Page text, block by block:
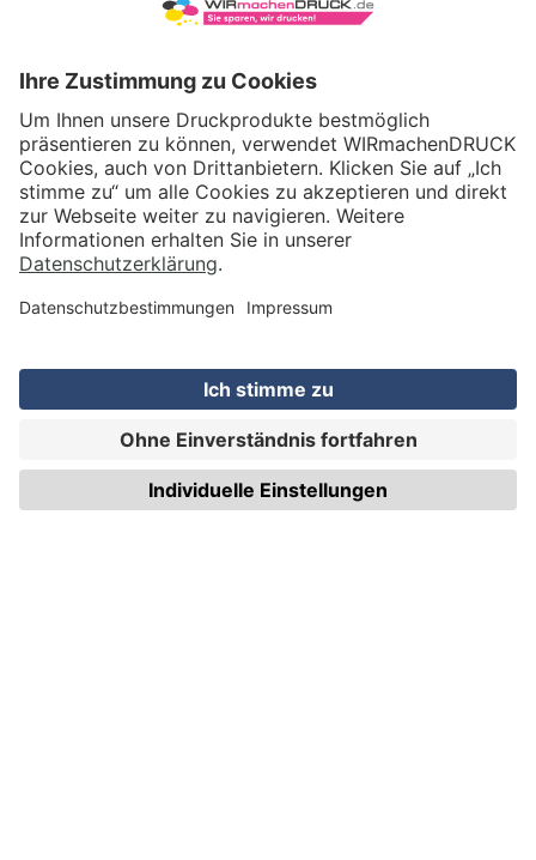
VERSAND
WIRmachenDRUCK GmbH
71522 Backnang